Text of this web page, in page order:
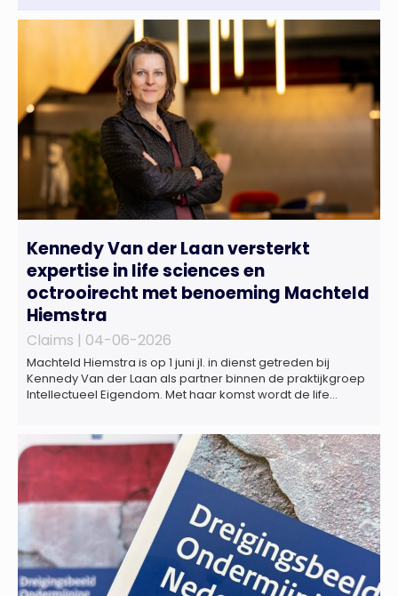
Kennedy Van der Laan versterkt
expertise in life sciences en
octrooirecht met benoeming Machteld
Hiemstra
Claims | 04-06-2026
Machteld Hiemstra is op 1 juni jl. in dienst getreden bij
Kennedy Van der Laan als partner binnen de praktijkgroep
Intellectueel Eigendom. Met haar komst wordt de life
gespecialiseerd in nationale en internationale wet- en
regelgeving relevant voor de life sciences sector en de […]